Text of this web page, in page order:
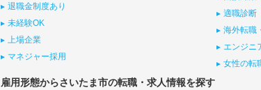
退職金制度あり
未経験OK
上場企業
マネジャー採用
雇用形態からさいたま市の転職・求人情報を探す
適職診断
海外転職
エンジニ
女性の転